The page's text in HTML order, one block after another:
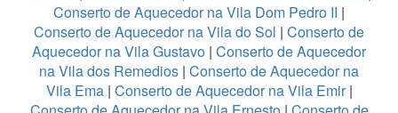
Conserto de Aquecedor na Vila Dom Pedro II |
Conserto de Aquecedor na Vila do Sol | Conserto de
Aquecedor na Vila Gustavo | Conserto de Aquecedor
na Vila dos Remedios | Conserto de Aquecedor na
Vila Ema| Conserto de Aquecedor na Vila Emir|